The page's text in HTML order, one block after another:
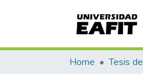
Home Tesis